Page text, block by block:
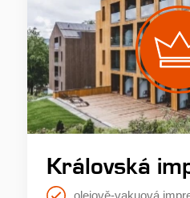
Správným
Královská